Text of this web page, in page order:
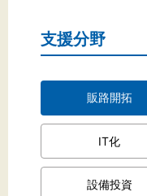
支援分野
販路開拓
IT化
設備投資